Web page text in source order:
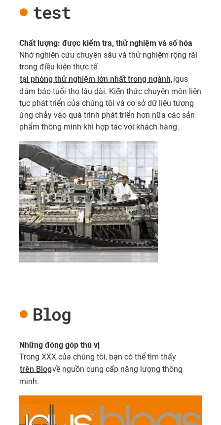
test
Chất lượng: được kiểm tra, thử nghiệm và số hóa
Nhờ nghiên cứu chuyên sâu và thử nghiệm rộng rãi
trong điều kiện thực tế
tại phòng thử nghiệm lớn nhất trong ngành,igus
đảm bảo tuổi thọ lâu dài. Kiến thức chuyên môn liên
tục phát triển của chúng tôi và cơ sở dữ liệu tương
ứng chảy vào quá trình phát triển hơn nữa các sản
phẩm thông minh khi hợp tác với khách hàng.
Blog
Những đóng góp thú vị
Trong XXX của chúng tôi, bạn có thể tìm thấy
trên Blogvề nguồn cung cấp năng lượng thông
minh.